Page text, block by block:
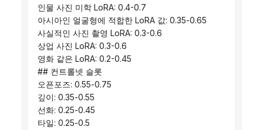
인물 사진 미학 LoRA: 0.4-0.7
아시아인 얼굴형에 적합한 LoRA 값: 0.35-0.65
사실적인 사진 촬영 LoRA: 0.3-0.6
상업 사진 LoRA: 0.3-0.6
영화 같은 LoRA: 0.2-0.45
## 컨트롤넷 슬롯
오픈포즈: 0.55-0.75
깊이: 0.35-0.55
선화: 0.25-0.45
타일: 0.25-0.5